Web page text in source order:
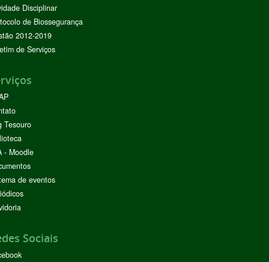
Disciplinar
de Biossegurança
2012-2019
de Serviços
Tesouro
- Moodle
de eventos
Sociais